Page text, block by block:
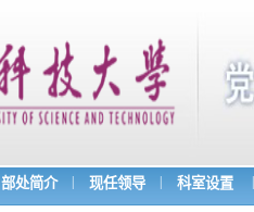
部处简介 现任领导 科室设置